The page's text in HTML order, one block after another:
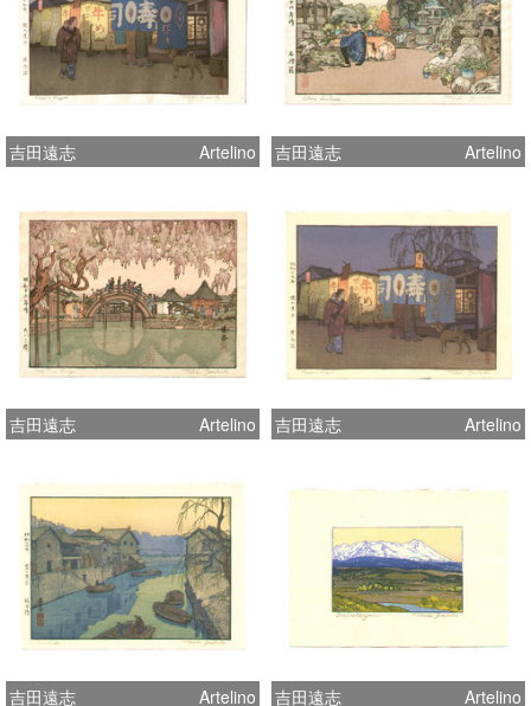
吉田遠志 Artelino 吉田遠志 Artelino
吉田遠志 Artelino 吉田遠志 Artelino
吉田遠志 Artelino 吉田遠志 Artelino